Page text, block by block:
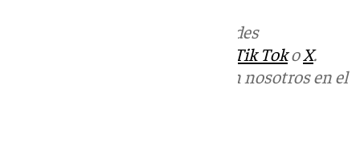
en las redes
Tik TokoX.
Puedes ponerte en contacto con nosotros en el